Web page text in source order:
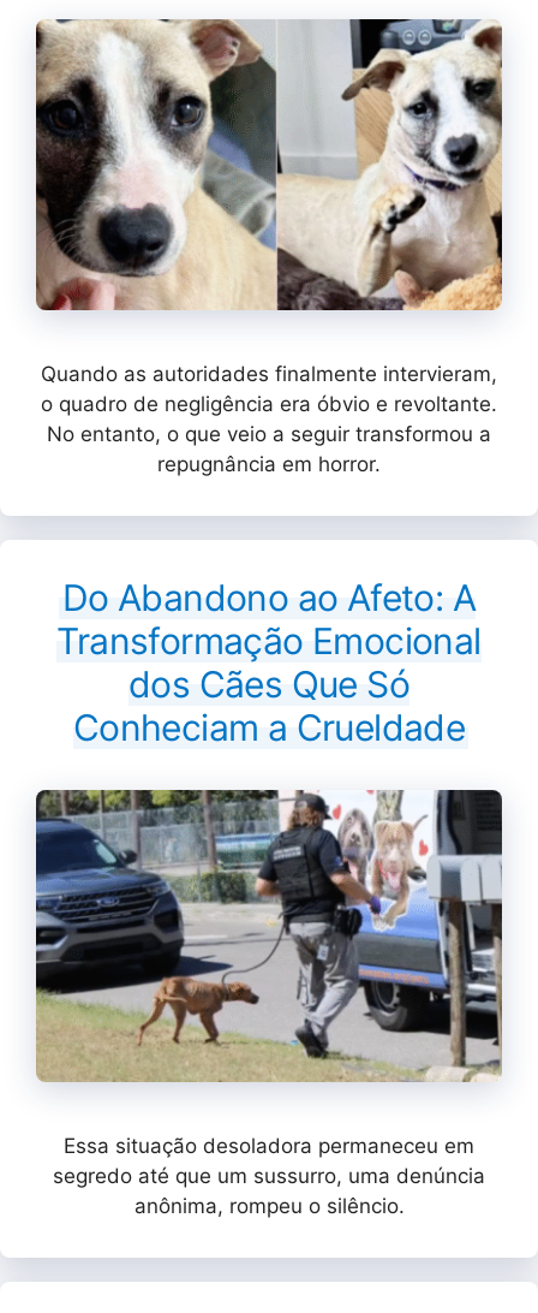
Quando as autoridades finalmente intervieram,
o quadro de negligência era óbvio e revoltante.
No entanto, o que veio a seguir transformou a
repugnância em horror.
Do Abandono ao Afeto: A
Transformação Emocional
dos Cães Que Só
Conheciam a Crueldade
Essa situação desoladora permaneceu em
segredo até que um sussurro, uma denúncia
anônima, rompeu o silêncio.